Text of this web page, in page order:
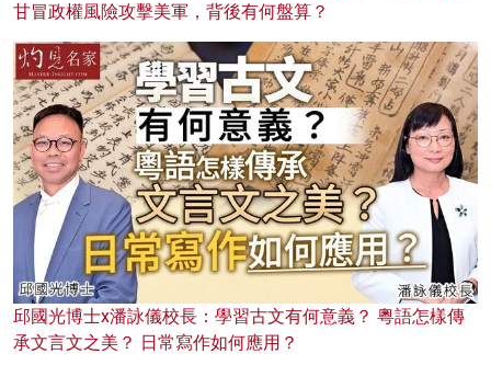
甘冒政權風險攻擊美軍，背後有何盤算？
邱國光博士x潘詠儀校長：學習古文有何意義？ 粵語怎樣傳
承文言文之美？ 日常寫作如何應用？